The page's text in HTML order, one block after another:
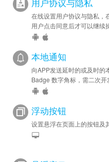
用户协议与隐私
在线设置用户协议与隐私，
用户点击同意后才可以继续
本地通知
向APP发送延时的或及时的
Badge 数字角标，需二次开
浮动按钮
设置悬浮在页面上的按钮及